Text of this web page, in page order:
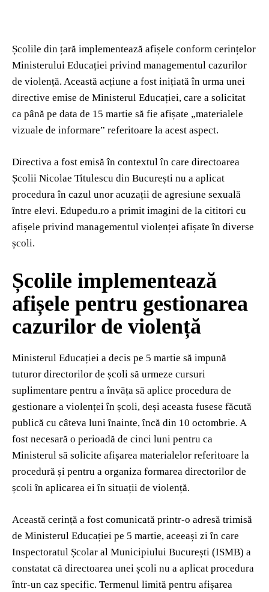
Școlile din țară implementează afișele conform cerințelor
Ministerului Educației privind managementul cazurilor
de violență. Această acțiune a fost inițiată în urma unei
directive emise de Ministerul Educației, care a solicitat
ca până pe data de 15 martie să fie afișate „materialele
vizuale de informare” referitoare la acest aspect.
Directiva a fost emisă în contextul în care directoarea
Școlii Nicolae Titulescu din București nu a aplicat
procedura în cazul unor acuzații de agresiune sexuală
între elevi. Edupedu.ro a primit imagini de la cititori cu
afișele privind managementul violenței afișate în diverse
școli.
Școlile implementează
afișele pentru gestionarea
cazurilor de violență
Ministerul Educației a decis pe 5 martie să impună
tuturor directorilor de școli să urmeze cursuri
suplimentare pentru a învăța să aplice procedura de
gestionare a violenței în școli, deși aceasta fusese făcută
publică cu câteva luni înainte, încă din 10 octombrie. A
fost necesară o perioadă de cinci luni pentru ca
Ministerul să solicite afișarea materialelor referitoare la
procedură și pentru a organiza formarea directorilor de
școli în aplicarea ei în situații de violență.
Această cerință a fost comunicată printr-o adresă trimisă
de Ministerul Educației pe 5 martie, aceeași zi în care
Inspectoratul Școlar al Municipiului București (ISMB) a
constatat că directoarea unei școli nu a aplicat procedura
într-un caz specific. Termenul limită pentru afișarea